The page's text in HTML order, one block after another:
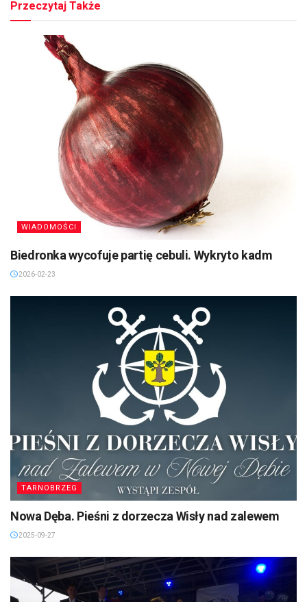
Przeczytaj Także
WIADOMOŚCI
Biedronka wycofuje partię cebuli. Wykryto kadm
2026-02-23
TARNOBRZEG
Nowa Dęba. Pieśni z dorzecza Wisły nad zalewem
2025-09-27